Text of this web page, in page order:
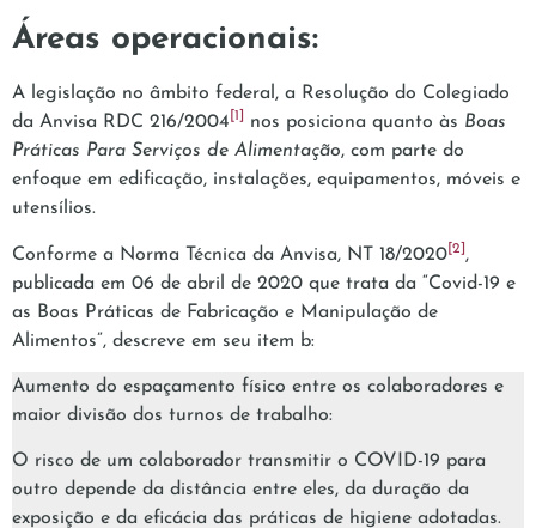
Áreas operacionais:
A legislação no âmbito federal, a Resolução do Colegiado
da Anvisa RDC 216/2004
nos posiciona quanto às Boas
Práticas Para Serviços de Alimentação, com parte do
enfoque em edificação, instalações, equipamentos, móveis e
utensílios.
Conforme a Norma Técnica da Anvisa, NT 18/2020 [2] ,
publicada em 06 de abril de 2020 que trata da “Covid-19 e
as Boas Práticas de Fabricação e Manipulação de
Alimentos”, descreve em seu item b:
Aumento do espaçamento físico entre os colaboradores e
maior divisão dos turnos de trabalho:
O risco de um colaborador transmitir o COVID-19 para
outro depende da distância entre eles, da duração da
exposição e da eficácia das práticas de higiene adotadas.